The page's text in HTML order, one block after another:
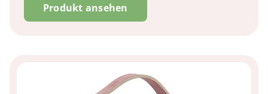
Produkt ansehen